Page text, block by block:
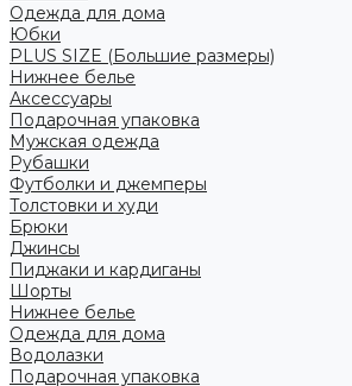
Одежда для дома
Юбки
PLUS SIZE (Большие размеры)
Нижнее белье
Аксессуары
Подарочная упаковка
Мужская одежда
Рубашки
Футболки и джемперы
Толстовки и худи
Брюки
Джинсы
Пиджаки и кардиганы
Шорты
Нижнее белье
Одежда для дома
Водолазки
Подарочная упаковка